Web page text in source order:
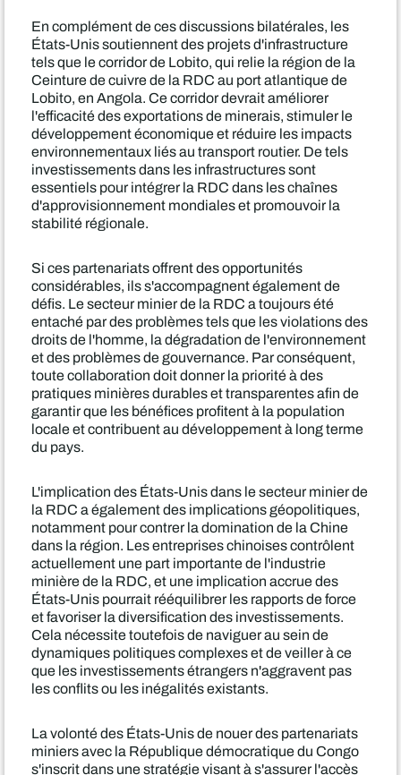
En complément de ces discussions bilatérales, les
États-Unis soutiennent des projets d'infrastructure
tels que le corridor de Lobito, qui relie la région de la
Ceinture de cuivre de la RDC au port atlantique de
Lobito, en Angola. Ce corridor devrait améliorer
l'efficacité des exportations de minerais, stimuler le
développement économique et réduire les impacts
environnementaux liés au transport routier. De tels
investissements dans les infrastructures sont
essentiels pour intégrer la RDC dans les chaînes
d'approvisionnement mondiales et promouvoir la
stabilité régionale.
Si ces partenariats offrent des opportunités
considérables, ils s'accompagnent également de
défis. Le secteur minier de la RDC a toujours été
entaché par des problèmes tels que les violations des
droits de l'homme, la dégradation de l'environnement
et des problèmes de gouvernance. Par conséquent,
toute collaboration doit donner la priorité à des
pratiques minières durables et transparentes afin de
garantir que les bénéfices profitent à la population
locale et contribuent au développement à long terme
du pays.
L'implication des États-Unis dans le secteur minier de
la RDC a également des implications géopolitiques,
notamment pour contrer la domination de la Chine
dans la région. Les entreprises chinoises contrôlent
actuellement une part importante de l'industrie
minière de la RDC, et une implication accrue des
États-Unis pourrait rééquilibrer les rapports de force
et favoriser la diversification des investissements.
Cela nécessite toutefois de naviguer au sein de
dynamiques politiques complexes et de veiller à ce
que les investissements étrangers n'aggravent pas
les conflits ou les inégalités existants.
La volonté des États-Unis de nouer des partenariats
miniers avec la République démocratique du Congo
s'inscrit dans une stratégie visant à s'assurer l'accès